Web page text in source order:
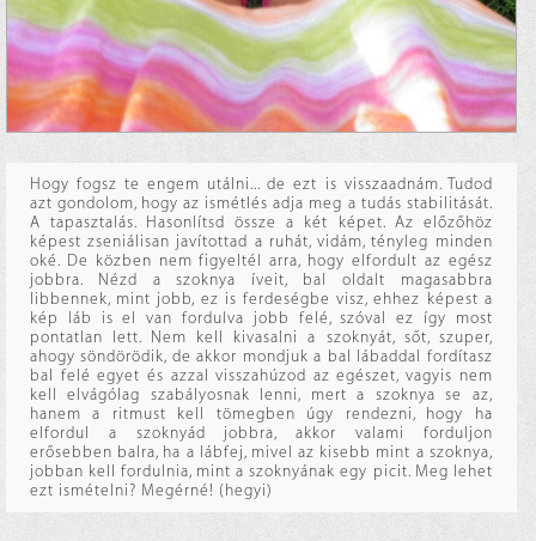
Hogy fogsz te engem utálni... de ezt is visszaadnám. Tudod
azt gondolom, hogy az ismétlés adja meg a tudás stabilitását.
A tapasztalás. Hasonlítsd össze a két képet. Az előzőhöz
képest zseniálisan javítottad a ruhát, vidám, tényleg minden
oké. De közben nem figyeltél arra, hogy elfordult az egész
jobbra. Nézd a szoknya íveit, bal oldalt magasabbra
libbennek, mint jobb, ez is ferdeségbe visz, ehhez képest a
kép láb is el van fordulva jobb felé, szóval ez így most
pontatlan lett. Nem kell kivasalni a szoknyát, sőt, szuper,
ahogy söndörödik, de akkor mondjuk a bal lábaddal fordítasz
bal felé egyet és azzal visszahúzod az egészet, vagyis nem
kell elvágólag szabályosnak lenni, mert a szoknya se az,
hanem a ritmust kell tömegben úgy rendezni, hogy ha
elfordul a szoknyád jobbra, akkor valami forduljon
erősebben balra, ha a lábfej, mivel az kisebb mint a szoknya,
jobban kell fordulnia, mint a szoknyának egy picit. Meg lehet
ezt ismételni? Megérné! (hegyi)